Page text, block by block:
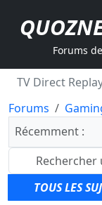
Forums
TV Direct
Forums
Récemment :
TOUS LES